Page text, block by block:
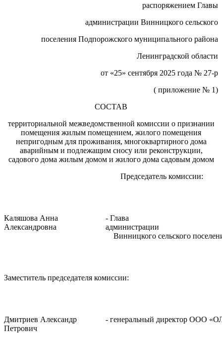
распоряжением Главы
администрации Винницкого сельского
поселения Подпорожского муниципального района
Ленинградской области
от «25» сентября 2025 года № 27-р
( приложение № 1)
СОСТАВ
территориальной межведомственной комиссии о признании
помещения жилым помещением, жилого помещения
непригодным для проживания, многоквартирного дома
аварийным и подлежащим сносу или реконструкции,
садового дома жилым домом и жилого дома садовым домом
Председатель комиссии:
Каляшова Анна
Александровна
- Глава
Винницкого сельского
Заместитель председателя комиссии:
Дмитриев Александр
Петрович
- генеральный директор ООО